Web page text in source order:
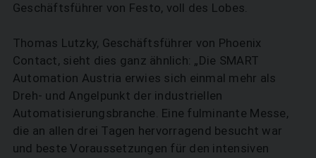
Geschäftsführer von Festo, voll des Lobes.
Thomas Lutzky, Geschäftsführer von Phoenix
Contact, sieht dies ganz ähnlich: „Die SMART
Automation Austria erwies sich einmal mehr als
Dreh- und Angelpunkt der industriellen
Automatisierungsbranche. Eine fulminante Messe,
die an allen drei Tagen hervorragend besucht war
und beste Voraussetzungen für den intensiven